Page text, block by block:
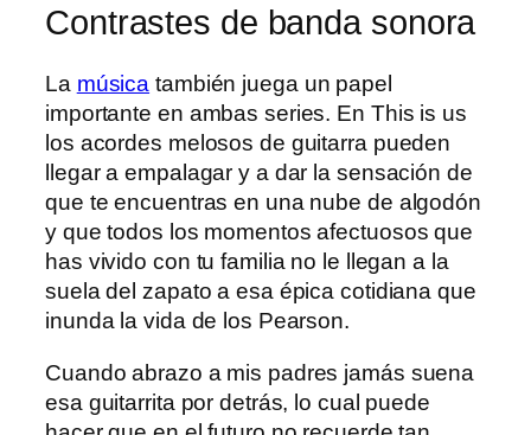
Contrastes de banda sonora
La música también juega un papel
importante en ambas series. En This is us
los acordes melosos de guitarra pueden
llegar a empalagar y a dar la sensación de
que te encuentras en una nube de algodón
y que todos los momentos afectuosos que
has vivido con tu familia no le llegan a la
suela del zapato a esa épica cotidiana que
inunda la vida de los Pearson.
Cuando abrazo a mis padres jamás suena
esa guitarrita por detrás, lo cual puede